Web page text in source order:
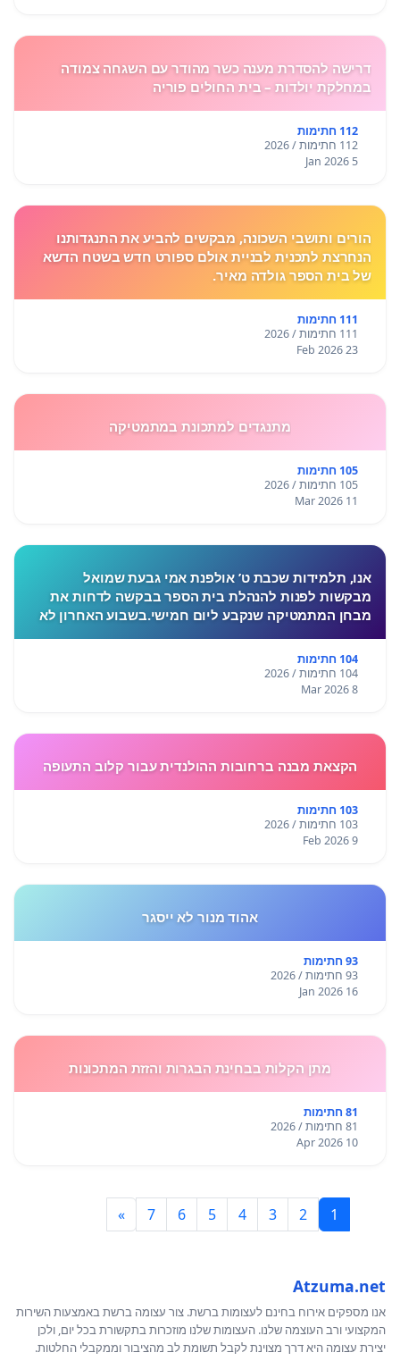
דרישה להסדרת מענה כשר מהודר עם השגחה צמודה
במחלקת יולדות – בית החולים פוריה
112 חתימות
112 חתימות / 2026
5 Jan 2026
הורים ותושבי השכונה, מבקשים להביע את התנגדותנו
הנחרצת לתכנית לבניית אולם ספורט חדש בשטח הדשא
של בית הספר גולדה מאיר.
111 חתימות
111 חתימות / 2026
23 Feb 2026
מתנגדים למתכונת במתמטיקה
105 חתימות
105 חתימות / 2026
11 Mar 2026
אנו, תלמידות שכבת ט’ אולפנת אמי גבעת שמואל
מבקשות לפנות להנהלת בית הספר בבקשה לדחות את
מבחן המתמטיקה שנקבע ליום חמישי.בשבוע האחרון לא
חוות לחץ, מתח ו
104 חתימות
104 חתימות / 2026
8 Mar 2026
הקצאת מבנה ברחובות ההולנדית עבור קלוב התעופה
103 חתימות
103 חתימות / 2026
9 Feb 2026
אהוד מנור לא ייסגר
93 חתימות
93 חתימות / 2026
16 Jan 2026
מתן הקלות בבחינת הבגרות והזזת המתכונות
81 חתימות
81 חתימות / 2026
10 Apr 2026
1
2
3
4
5
6
7
»
Atzuma.net
אנו מספקים אירוח בחינם לעצומות ברשת. צור עצומה ברשת באמצעות השירות
המקצועי ורב העוצמה שלנו. העצומות שלנו מוזכרות בתקשורת בכל יום, ולכן
יצירת עצומה היא דרך מצוינת לקבל תשומת לב מהציבור וממקבלי החלטות.